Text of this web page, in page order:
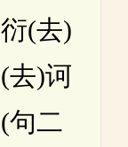
(去)
去)诃
句二